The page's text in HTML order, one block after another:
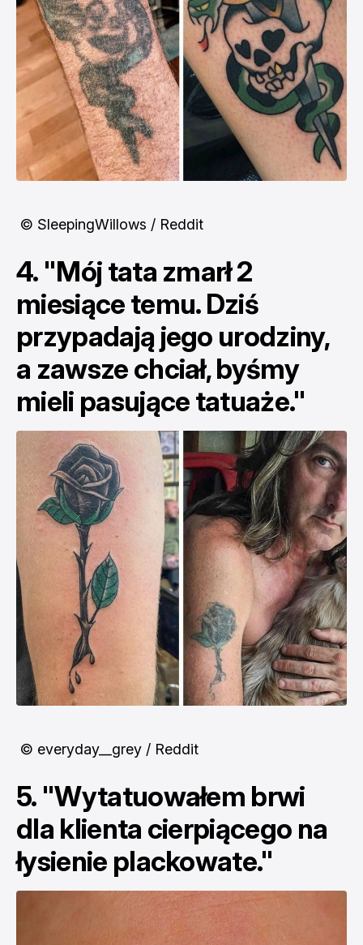
© SleepingWillows / Reddit
4. "Mój tata zmarł 2
miesiące temu. Dziś
przypadają jego urodziny,
a zawsze chciał, byśmy
mieli pasujące tatuaże."
© everyday__grey / Reddit
5. "Wytatuowałem brwi
dla klienta cierpiącego na
łysienie plackowate."